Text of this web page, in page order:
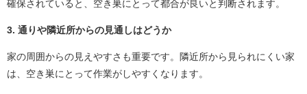
確保されていると、空き巣にとって都合が良いと判断されます。
3. 通りや隣近所からの見通しはどうか
家の周囲からの見えやすさも重要です。隣近所から見られにくい家
は、空き巣にとって作業がしやすくなります。